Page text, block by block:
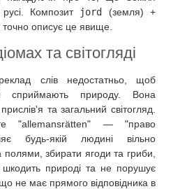
Композит jord
(земля) +
точно описує це явище.
та світогляді
слів недостатньо, щоб
сприймають природу. Вона
та загальний світогляд.
"allemansrätten" — "право
будь-якій людині вільно
полями, збирати ягоди та гриби,
природі та не порушує
не має прямого відповідника в